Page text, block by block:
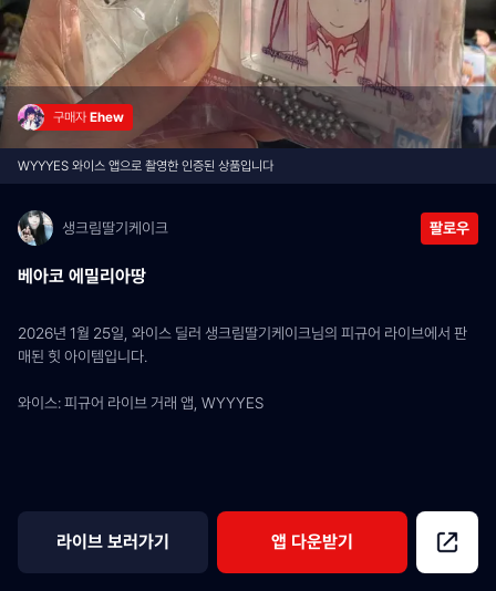
구매자 Ehew
WYYYES 와이스 앱으로 촬영한 인증된 상품입니다
생크림딸기케이크 팔로우
베아코 에밀리아땅
2026년 1월 25일, 와이스 딜러 생크림딸기케이크님의 피규어 라이브에서 판
매된 힛 아이템입니다.
와이스: 피규어 라이브 거래 앱, WYYYES
라이브 보러가기 앱 다운받기